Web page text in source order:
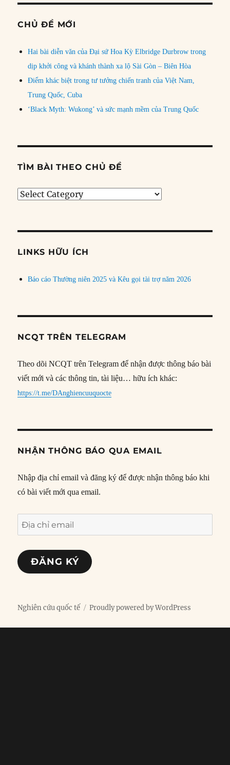
CHỦ ĐỀ MỚI
Hai bài diễn văn của Đại sứ Hoa Kỳ Elbridge Durbrow trong
dịp khởi công và khánh thành xa lộ Sài Gòn – Biên Hòa
Điểm khác biệt trong tư tưởng chiến tranh của Việt Nam,
Trung Quốc, Cuba
‘Black Myth: Wukong’ và sức mạnh mềm của Trung Quốc
TÌM BÀI THEO CHỦ ĐỀ
Tìm
đề
LINKS HỮU ÍCH
Báo cáo Thường niên 2025 và Kêu gọi tài trợ năm 2026
NCQT TRÊN TELEGRAM
Theo dõi NCQT trên Telegram để nhận được thông báo bài
viết mới và các thông tin, tài liệu… hữu ích khác:
https://t.me/DAnghiencuuquocte
NHẬN THÔNG BÁO QUA EMAIL
Nhập địa chỉ email và đăng ký để được nhận thông báo khi
có bài viết mới qua email.
Địa
chỉ
email
ĐĂNG KÝ
Nghiên cứu quốc tế Proudly powered by WordPress